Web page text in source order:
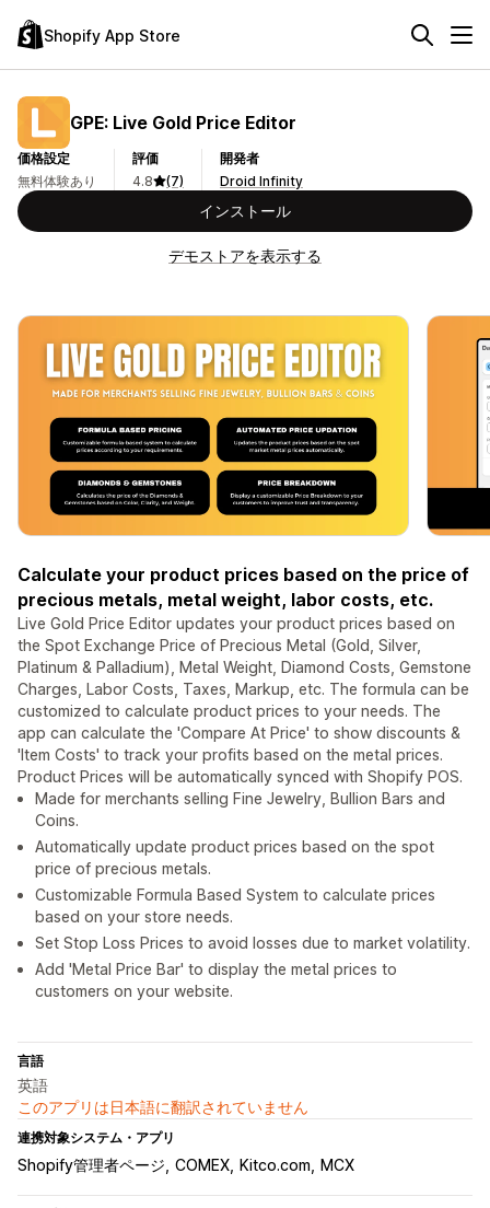
Shopify App Store
GPE: Live Gold Price Editor
価格設定
無料体験あり
評価
4.8
(7)
開発者
Droid Infinity
インストール
デモストアを表示する
Calculate your product prices based on the price of
precious metals, metal weight, labor costs, etc.
Live Gold Price Editor updates your product prices based on
the Spot Exchange Price of Precious Metal (Gold, Silver,
Platinum & Palladium), Metal Weight, Diamond Costs, Gemstone
Charges, Labor Costs, Taxes, Markup, etc. The formula can be
customized to calculate product prices to your needs. The
app can calculate the 'Compare At Price' to show discounts &
'Item Costs' to track your profits based on the metal prices.
Product Prices will be automatically synced with Shopify POS.
Made for merchants selling Fine Jewelry, Bullion Bars and
Coins.
Automatically update product prices based on the spot
price of precious metals.
Customizable Formula Based System to calculate prices
based on your store needs.
Set Stop Loss Prices to avoid losses due to market volatility.
Add 'Metal Price Bar' to display the metal prices to
customers on your website.
言語
英語
このアプリは日本語に翻訳されていません
連携対象システム・アプリ
Shopify管理者ページ COMEX Kitco.com MCX